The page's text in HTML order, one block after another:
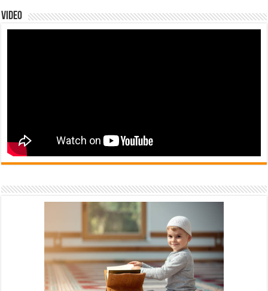
Video